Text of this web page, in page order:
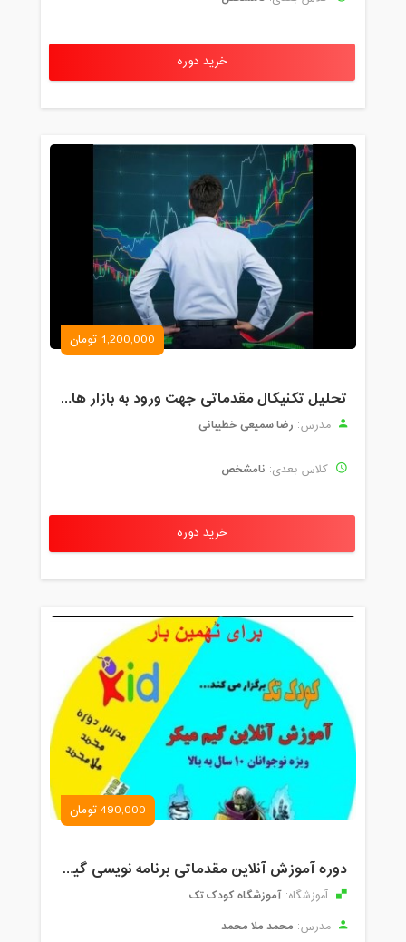
خرید دوره
1,200,000 تومان
تحلیل تکنیکال مقدماتی جهت ورود به بازار های مالی (رمز ارز و فارکس )
مدرس: رضا سمیعی خطیبانی
کلاس بعدی: نامشخص
خرید دوره
490,000 تومان
دوره آموزش آنلاین مقدماتی برنامه نویسی گیم میکر کودک و نوجوان (برای نهمین بار) کودک تک
آموزشگاه: آموزشگاه کودک تک
مدرس: محمد ملا محمد